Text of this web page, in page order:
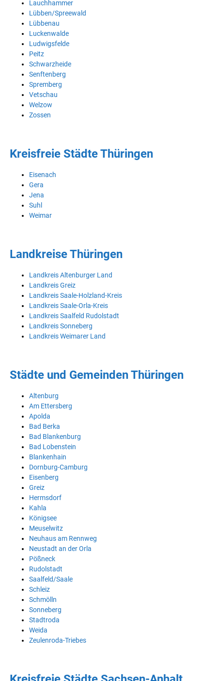
Lauchhammer
Lübben/Spreewald
Lübbenau
Luckenwalde
Ludwigsfelde
Peitz
Schwarzheide
Senftenberg
Spremberg
Vetschau
Welzow
Zossen
Kreisfreie Städte Thüringen
Eisenach
Gera
Jena
Suhl
Weimar
Landkreise Thüringen
Landkreis Altenburger Land
Landkreis Greiz
Landkreis Saale-Holzland-Kreis
Landkreis Saale-Orla-Kreis
Landkreis Saalfeld Rudolstadt
Landkreis Sonneberg
Landkreis Weimarer Land
Städte und Gemeinden Thüringen
Altenburg
Am Ettersberg
Apolda
Bad Berka
Bad Blankenburg
Bad Lobenstein
Blankenhain
Dornburg-Camburg
Eisenberg
Greiz
Hermsdorf
Kahla
Königsee
Meuselwitz
Neuhaus am Rennweg
Neustadt an der Orla
Pößneck
Rudolstadt
Saalfeld/Saale
Schleiz
Schmölln
Sonneberg
Stadtroda
Weida
Zeulenroda-Triebes